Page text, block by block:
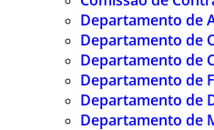
Departamento de
Departamento de
Departamento de
Departamento de
Departamento de
Departamento de